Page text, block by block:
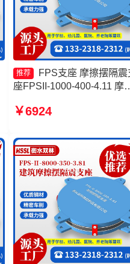
推荐
FPS支座 摩擦摆隔震
座FPSII-1000-400-4.11 摩
4.11厂家 FPS-AS2A隔震
￥6924